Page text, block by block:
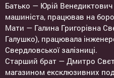
Батько — Юрій
машиніста, працював на
Мати — Галина Григорівна
Галушко), працювала
Свердловської залізниці.
Старший брат — Дмитро
магазином ексклюзивних